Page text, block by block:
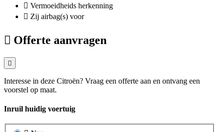
Vermoeidheids herkenning
Zij airbag(s) voor
Offerte aanvragen
Interesse in deze Citroën? Vraag een offerte aan en ontvang een
voorstel op maat.
Inruil huidig voertuig